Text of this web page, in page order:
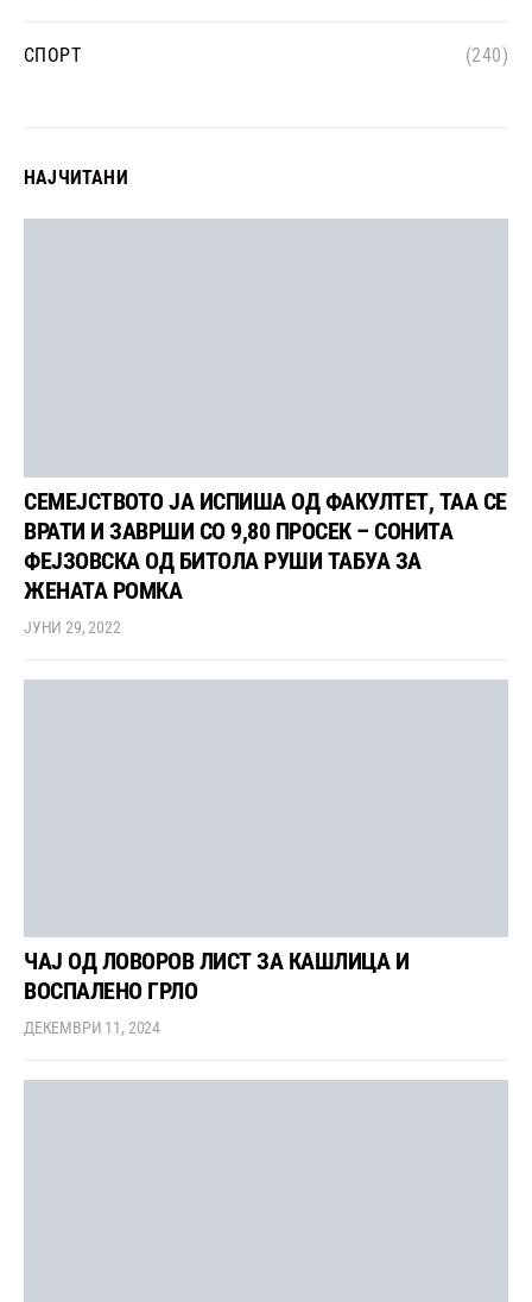
СПОРТ (240)
НАЈЧИТАНИ
СЕМЕЈСТВОТО ЈА ИСПИША ОД ФАКУЛТЕТ, ТАА СЕ
ВРАТИ И ЗАВРШИ СО 9,80 ПРОСЕК – СОНИТА
ФЕЈЗОВСКА ОД БИТОЛА РУШИ ТАБУА ЗА
ЖЕНАТА РОМКА
ЈУНИ 29, 2022
ЧАЈ ОД ЛОВОРОВ ЛИСТ ЗА КАШЛИЦА И
ВОСПАЛЕНО ГРЛО
ДЕКЕМВРИ 11, 2024